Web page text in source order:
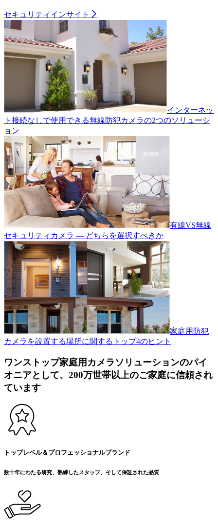
セキュリティインサイト
インターネッ
ト接続なしで使用できる無線防犯カメラの2つのソリューシ
ョン
有線VS無線
セキュリティカメラ — どちらを選択すべきか
家庭用防犯
カメラを設置する場所に関するトップ4のヒント
ワンストップ家庭用カメラソリューションのパイ
オニアとして、200万世帯以上のご家庭に信頼され
ています
トップレベル＆プロフェッショナルブランド
数十年にわたる研究、熟練したスタッフ、そして保証された品質